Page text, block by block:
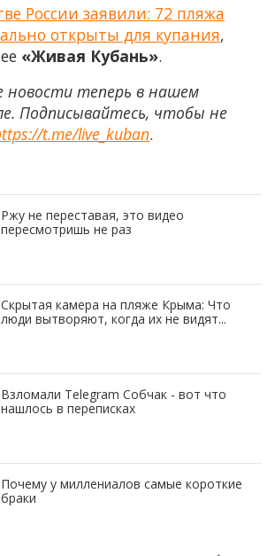
России заявили: 72 пляжа
открыты для купания,
«Живая Кубань».
теперь в нашем
Подписывайтесь, чтобы не
t.me/live_kuban.
Ржу не переставая, это видео
пересмотришь не раз
Скрытая камера на пляже Крыма: Что
люди вытворяют, когда их не видят...
Взломали Telegram Собчак - вот что
нашлось в переписках
Почему у миллениалов самые короткие
браки